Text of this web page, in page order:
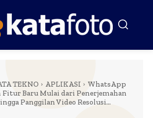
TEKNO APLIKASI
WhatsApp
Fitur Baru Mulai dari Penerjemahan
Panggilan Video Resolusi...